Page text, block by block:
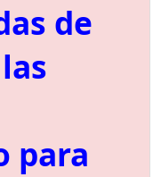
de
para